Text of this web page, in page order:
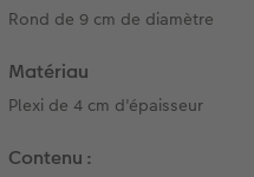
Rond de 9 cm de diamètre
Matériau
Plexi de 4 cm d'épaisseur
Contenu :